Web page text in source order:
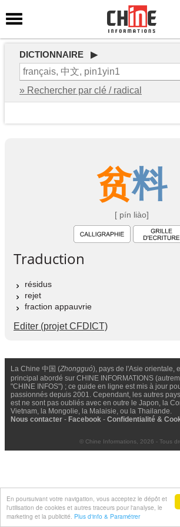
En poursuivant votre navigation, vous acceptez le dépôt et
l'utilisation de cookies et autres traceurs pour l'analyse, le
marketing et la publicité. Plus d'info & Paramétrer
DICTIONNAIRE ▶
» Rechercher par clé / radical
贫料
[ pín liào]
Traduction
résidus
rejet
fraction appauvrie
Editer (projet CFDICT)
La Chine 中国 (Zhongguó), pays de l'Asie orientale,
principal abordé sur CHINE INFORMATIONS
"CHINE INFOS") ; ce guide en ligne est mis à jour
passionnés depuis 2001. Cependant, les autres
est ne sont pas oubliés avec en outre le Japon, la
Vietnam, la Mongolie, la Malaisie, ou la Thailande.
Nous contacter - Facebook - Confidentialité &
© Chine Informations, 2026 - Tous